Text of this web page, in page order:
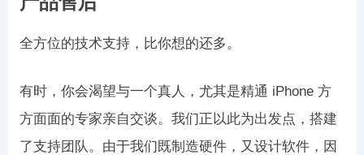
全方位的技术支持，比你想的还多。
有时，你会渴望与一个真人，尤其是精通 iPhone 方
方面面的专家亲自交谈。我们正以此为出发点，搭建
了支持团队。由于我们既制造硬件，又设计软件，因